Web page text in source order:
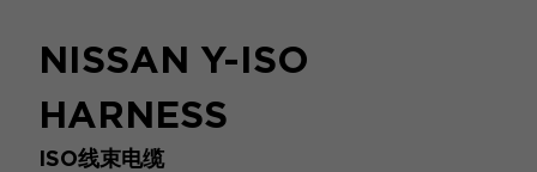
NISSAN Y-ISO
HARNESS
ISO线束电缆